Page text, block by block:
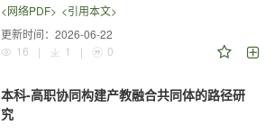
<网络PDF> <引用本文>
更新时间： 2026-06-22
16
| 1 | 0
本科-高职协同构建产教融合共同体的路径研
究